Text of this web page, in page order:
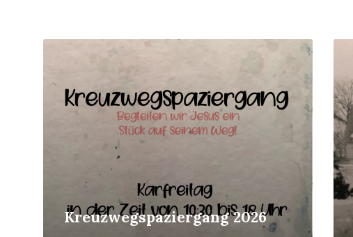
Kreuzwegspaziergang 2026
Mehr
Mehr